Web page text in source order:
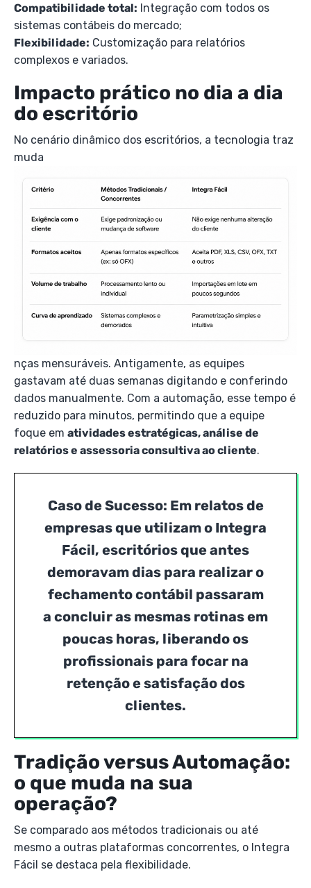
Compatibilidade total: Integração com todos os
sistemas contábeis do mercado;
Flexibilidade: Customização para relatórios
complexos e variados.
Impacto prático no dia a dia
do escritório
No cenário dinâmico dos escritórios, a tecnologia traz
muda
nças mensuráveis. Antigamente, as equipes
gastavam até duas semanas digitando e conferindo
dados manualmente. Com a automação, esse tempo é
reduzido para minutos, permitindo que a equipe
foque em atividades estratégicas, análise de
relatórios e assessoria consultiva ao cliente.
Caso de Sucesso: Em relatos de
empresas que utilizam o Integra
Fácil, escritórios que antes
demoravam dias para realizar o
fechamento contábil passaram
a concluir as mesmas rotinas em
poucas horas, liberando os
profissionais para focar na
retenção e satisfação dos
clientes.
Tradição versus Automação:
o que muda na sua
operação?
Se comparado aos métodos tradicionais ou até
mesmo a outras plataformas concorrentes, o Integra
Fácil se destaca pela flexibilidade.